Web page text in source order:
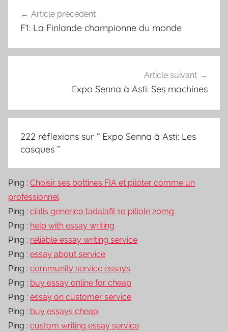
de
Article précédent
F1: La Finlande championne du monde
Article suivant
Expo Senna à Asti: Ses machines
222 réflexions sur “ Expo Senna à Asti: Les
casques ”
Ping : Choisir ses bottines FIA et piloter comme un
professionnel
Ping : cialis generico tadalafil 10 pillole 20mg
Ping : help with essay writing
Ping : reliable essay writing service
Ping : essay about service
Ping : community service essays
Ping : buy essay online for cheap
Ping : essay on customer service
Ping : buy essays cheap
Ping : custom writing essay service